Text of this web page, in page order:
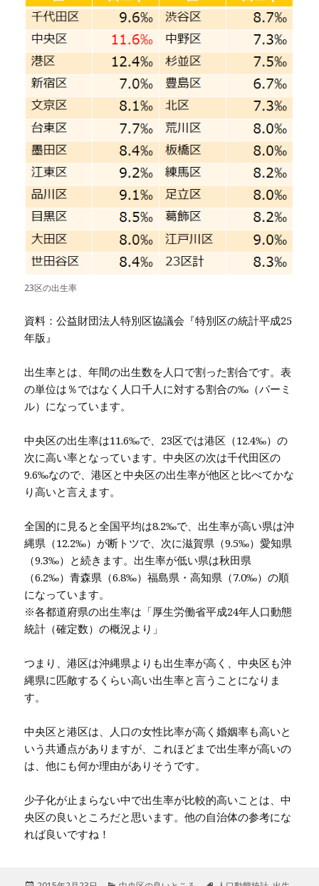
23区の出生率
資料：公益財団法人特別区協議会『特別区の統計平成25
年版』
出生率とは、年間の出生数を人口で割った割合です。表
の単位は％ではなく人口千人に対する割合の‰（パーミ
ル）になっています。
中央区の出生率は11.6‰で、23区では港区（12.4‰）の
次に高い率となっています。中央区の次は千代田区の
9.6‰なので、港区と中央区の出生率が他区と比べてかな
り高いと言えます。
全国的に見ると全国平均は8.2‰で、出生率が高い県は沖
縄県（12.2‰）が断トツで、次に滋賀県（9.5‰）愛知県
（9.3‰）と続きます。出生率が低い県は秋田県
（6.2‰）青森県（6.8‰）福島県・高知県（7.0‰）の順
になっています。
※各都道府県の出生率は「厚生労働省平成24年人口動態
統計（確定数）の概況より」
つまり、港区は沖縄県よりも出生率が高く、中央区も沖
縄県に匹敵するくらい高い出生率と言うことになりま
す。
中央区と港区は、人口の女性比率が高く婚姻率も高いと
いう共通点がありますが、これほどまで出生率が高いの
は、他にも何か理由がありそうです。
少子化が止まらない中で出生率が比較的高いことは、中
央区の良いところだと思います。他の自治体の参考にな
れば良いですね！